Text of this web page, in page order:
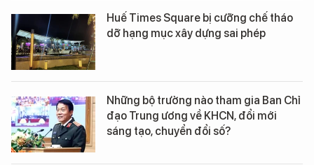
Huế Times Square bị cưỡng chế tháo
dỡ hạng mục xây dựng sai phép
Những bộ trưởng nào tham gia Ban Chỉ
đạo Trung ương về KHCN, đổi mới
sáng tạo, chuyển đổi số?